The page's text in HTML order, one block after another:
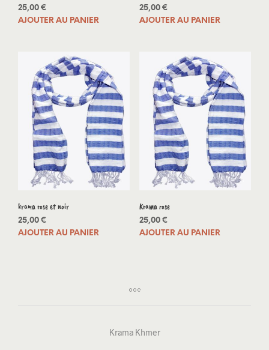
25,00 €
AJOUTER AU PANIER
25,00 €
AJOUTER AU PANIER
krama rose et noir
25,00 €
AJOUTER AU PANIER
Krama rose
25,00 €
AJOUTER AU PANIER
Krama Khmer